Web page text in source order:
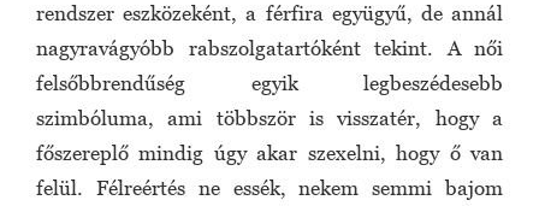
rendszer eszközeként, a férfira együgyű, de annál
nagyravágyóbb rabszolgatartóként tekint. A női
felsőbbrendűség egyik legbeszédesebb
szimbóluma, ami többször is visszatér, hogy a
főszereplő mindig úgy akar szexelni, hogy ő van
felül. Félreértés ne essék, nekem semmi bajom